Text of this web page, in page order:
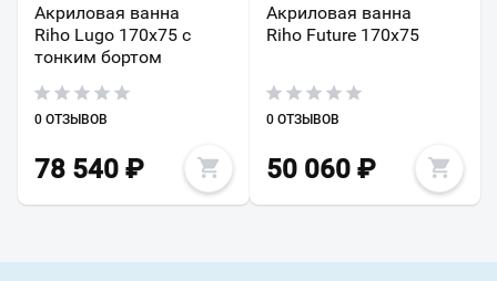
Акриловая ванна
Riho Lugo 170x75 с
тонким бортом
0 ОТЗЫВОВ
78 540 ₽
Акриловая ванна
Riho Future 170x75
0 ОТЗЫВОВ
50 060₽